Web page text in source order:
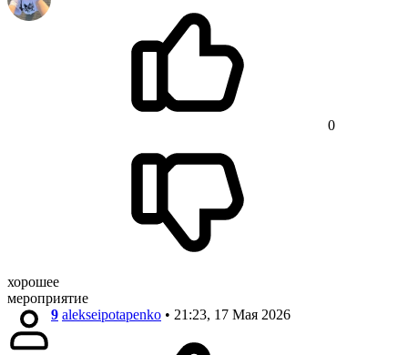
0
хорошее
мероприятие
9 alekseipotapenko • 21:23, 17 Мая 2026